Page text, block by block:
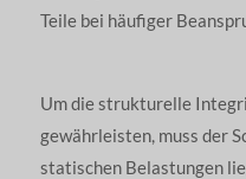
Teile bei häufiger
Um die strukturelle
gewährleisten, muss der
statischen Belastungen